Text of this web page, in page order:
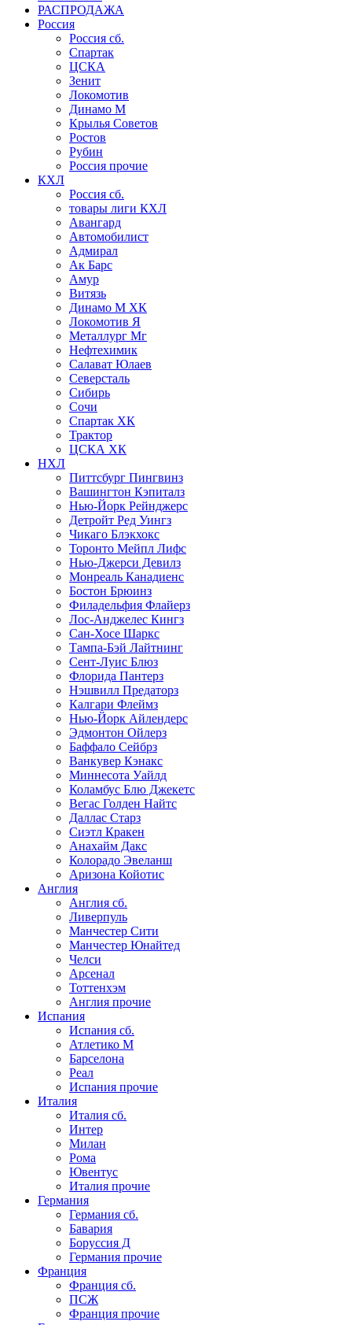
РАСПРОДАЖА
Россия
Россия сб.
Спартак
ЦСКА
Зенит
Локомотив
Динамо М
Крылья Советов
Ростов
Рубин
Россия прочие
КХЛ
Россия сб.
товары лиги КХЛ
Авангард
Автомобилист
Адмирал
Ак Барс
Амур
Витязь
Динамо М ХК
Локомотив Я
Металлург Мг
Нефтехимик
Салават Юлаев
Северсталь
Сибирь
Сочи
Спартак ХК
Трактор
ЦСКА ХК
НХЛ
Питтсбург Пингвинз
Вашингтон Кэпиталз
Нью-Йорк Рейнджерс
Детройт Ред Уингз
Чикаго Блэкхокс
Торонто Мейпл Лифс
Нью-Джерси Девилз
Монреаль Канадиенс
Бостон Брюинз
Филадельфия Флайерз
Лос-Анджелес Кингз
Сан-Хосе Шаркс
Тампа-Бэй Лайтнинг
Сент-Луис Блюз
Флорида Пантерз
Нэшвилл Предаторз
Калгари Флеймз
Нью-Йорк Айлендерс
Эдмонтон Ойлерз
Баффало Сейбрз
Ванкувер Кэнакс
Миннесота Уайлд
Коламбус Блю Джекетс
Вегас Голден Найтс
Даллас Старз
Сиэтл Кракен
Анахайм Дакс
Колорадо Эвеланш
Аризона Койотис
Англия
Англия сб.
Ливерпуль
Манчестер Сити
Манчестер Юнайтед
Челси
Арсенал
Тоттенхэм
Англия прочие
Испания
Испания сб.
Атлетико М
Барселона
Реал
Испания прочие
Италия
Италия сб.
Интер
Милан
Рома
Ювентус
Италия прочие
Германия
Германия сб.
Бавария
Боруссия Д
Германия прочие
Франция
Франция сб.
ПСЖ
Франция прочие